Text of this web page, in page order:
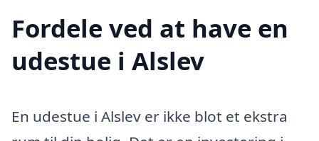
Fordele ved at have en
udestue i Alslev
En udestue i Alslev er ikke blot et ekstra